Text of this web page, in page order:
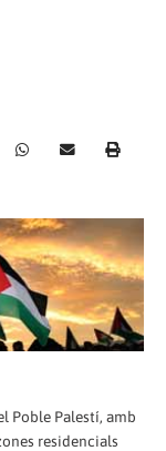
Poble Palestí, amb
residencials